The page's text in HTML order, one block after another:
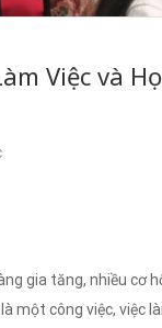
Việc và
gia tăng, nhiều cơ
một công việc, việc